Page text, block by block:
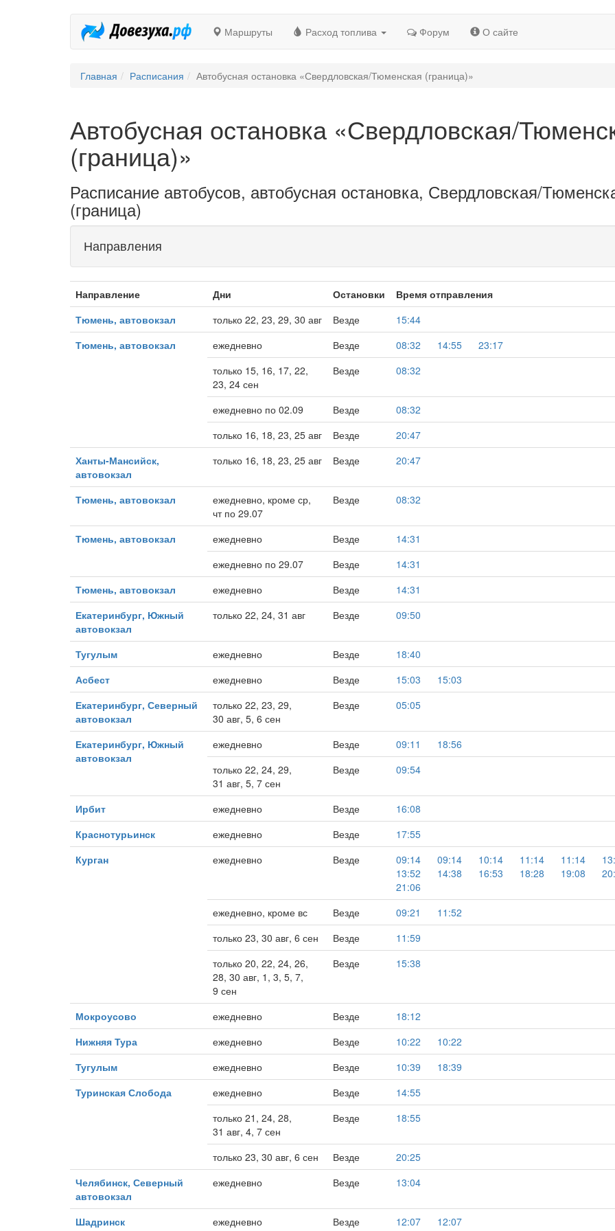
Маршруты Расход топлива Форум О сайте
Главная Расписания Автобусная остановка «Свердловская/Тюменская (граница)»
Автобусная остановка «Свердловская/
(граница)»
Расписание автобусов, автобусная остановка, Свердловская/
(граница)
Направления
Направление Дни Остановки
Время отправления
Тюмень, автовокзал
только 22, 23, 29, 30 авг Везде
15:44
Тюмень, автовокзал
ежедневно Везде 08:32 14:55
23:17
только 15, 16, 17, 22,
23, 24 сен
Везде 08:32
ежедневно по 02.09 Везде
08:32
только 16, 18, 23, 25 авг
Везде
20:47
Ханты-Мансийск,
автовокзал
только 16, 18, 23, 25 авг Везде 20:47
Тюмень, автовокзал
ежедневно, кроме ср,
чт по 29.07
Везде 08:32
Тюмень, автовокзал ежедневно Везде
14:31
ежедневно по 29.07
Везде
14:31
Тюмень, автовокзал
ежедневно Везде
14:31
Екатеринбург, Южный
автовокзал
только 22, 24, 31 авг Везде 09:50
Тугулым ежедневно Везде
18:40
Асбест
ежедневно Везде 15:03
15:03
Екатеринбург, Северный
автовокзал
только 22, 23, 29,
30 авг, 5, 6 сен
Везде 05:05
Екатеринбург, Южный
автовокзал
ежедневно Везде 09:11
18:56
только 22, 24, 29,
31 авг, 5, 7 сен
Везде 09:54
Ирбит ежедневно Везде
16:08
Краснотурьинск
ежедневно Везде
17:55
Курган
ежедневно Везде 09:14 09:14 10:14 11:14 11:14
13:52
14:38 16:53 18:28 19:08
21:06
ежедневно, кроме вс
Везде 09:21
11:52
только 23, 30 авг, 6 сен
Везде
11:59
только 20, 22, 24, 26,
28, 30 авг, 1, 3, 5, 7,
9 сен
Везде 15:38
Мокроусово ежедневно Везде
18:12
Нижняя Тура
ежедневно Везде 10:22
10:22
Тугулым
ежедневно Везде 10:39
18:39
Туринская Слобода
ежедневно Везде
14:55
только 21, 24, 28,
31 авг, 4, 7 сен
Везде 18:55
только 23, 30 авг, 6 сен Везде
20:25
Челябинск, Северный
автовокзал
ежедневно Везде 13:04
Шадринск ежедневно Везде 12:07 12:07